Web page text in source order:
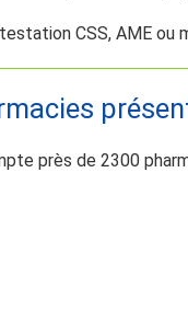
CSS, AME ou
près de 2300